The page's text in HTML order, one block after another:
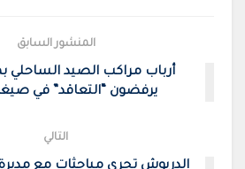
المنشور السابق
أرباب مراكب الصيد الساحلي
يرفضون “التعاقد” في
التالي